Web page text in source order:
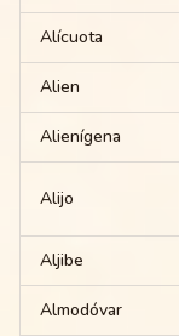
Alícuota
Alien
Alienígena
Alijo
Aljibe
Almodóvar